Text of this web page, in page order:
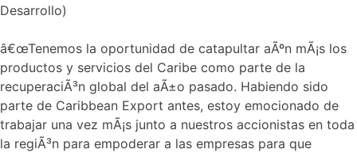
Desarrollo)
â€œTenemos la oportunidad de catapultar aÃºn mÃ¡s los
productos y servicios del Caribe como parte de la
recuperaciÃ³n global del aÃ±o pasado. Habiendo sido
parte de Caribbean Export antes, estoy emocionado de
trabajar una vez mÃ¡s junto a nuestros accionistas en toda
la regiÃ³n para empoderar a las empresas para que